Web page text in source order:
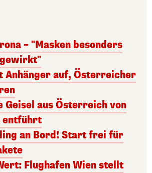
– "Masken besonders
Anhänger auf, Österreicher
Geisel aus Österreich von
entführt
an Bord! Start frei für
Flughafen Wien stellt